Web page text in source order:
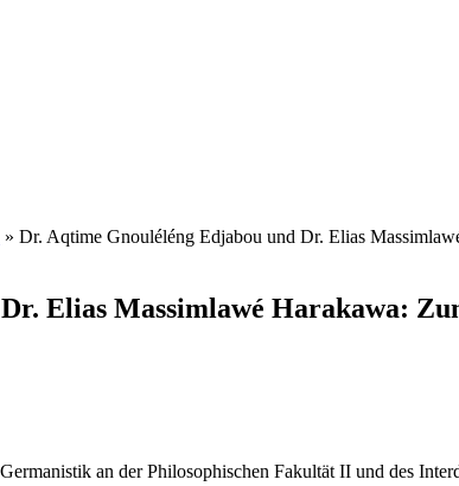
» Dr. Aqtime Gnouléléng Edjabou und Dr. Elias
Elias Massimlawé Harakawa:
an der Philosophischen Fakultät II und des